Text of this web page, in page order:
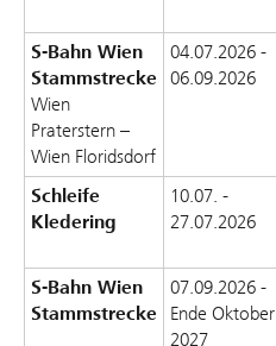
S-Bahn Wien
Stammstrecke
Wien
Praterstern –
Wien Floridsdorf
04.07.2026 -
06.09.2026
Schleife
Kledering
10.07. -
27.07.2026
S-Bahn Wien
Stammstrecke
07.09.2026 -
Ende Oktober
2027